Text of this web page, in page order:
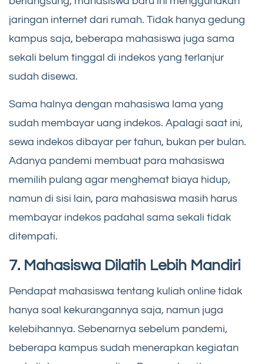
jaringan internet dari rumah. Tidak hanya gedung
kampus saja, beberapa mahasiswa juga sama
sekali belum tinggal di indekos yang terlanjur
sudah disewa.
Sama halnya dengan mahasiswa lama yang
sudah membayar uang indekos. Apalagi saat ini,
sewa indekos dibayar per tahun, bukan per bulan.
Adanya pandemi membuat para mahasiswa
memilih pulang agar menghemat biaya hidup,
namun di sisi lain, para mahasiswa masih harus
membayar indekos padahal sama sekali tidak
ditempati.
7. Mahasiswa Dilatih Lebih Mandiri
Pendapat mahasiswa tentang kuliah online tidak
hanya soal kekurangannya saja, namun juga
kelebihannya. Sebenarnya sebelum pandemi,
beberapa kampus sudah menerapkan kegiatan